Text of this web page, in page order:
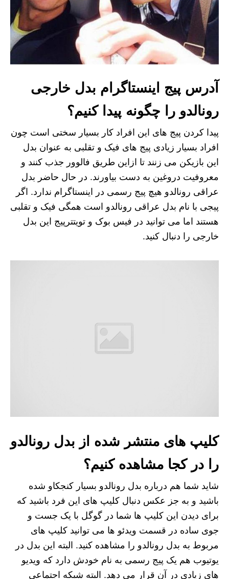
آدرس پیج اینستاگرام بدل خارجی
رونالدو را چگونه پیدا کنیم؟
پیدا کردن پیج های این افراد کار بسیار سختی است چون
افراد بسیار زیادی پیج های فیک و تقلبی به عنوان بدل
این بازیکن می زنند تا ازاین طریق فالوور جذب کنند و
معروفیت دروغین به دست بیاورند. در حال حاضر بدل
عراقی رونالدو هیچ پیج رسمی در اینستاگرام ندارد. اگر
پیجی با نام بدل عراقی رونالدو است همگی فیک و تقلبی
هستند اما می توانید در فیس بوک و تویتترپیج این بدل
خارجی را دنبال کنید.
کلیپ های منتشر شده از بدل رونالدو
را در کجا مشاهده کنیم؟
شاید شما هم درباره بدل رونالدو بسیار کنجکاو شده
باشید و به جز عکس دنبال کلیپ های این فرد باشید که
برای دیدن این کلیپ ها شما در گوگل با یک جست و
جوی ساده در قسمت ویدئو ها می توانید کلیپ های
مربوط به بدل رونالدو را مشاهده کنید. البته این بدل در
یوتیوب هم یک پیج رسمی به نام خودش دارد که ویدیو
های زیادی در آن قرار می دهد. البته شبکه اجتماعی